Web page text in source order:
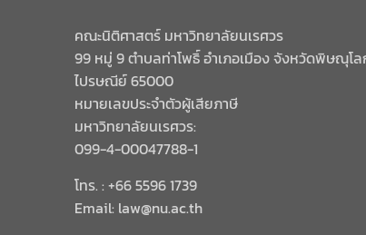
คณะนิติศาสตร์ มหาวิทยาลัยนเรศวร
99 หมู่ 9 ตำบลท่าโพธิ์ อำเภอเมือง จังหวัดพิษณุโ
ไปรษณีย์ 65000
หมายเลขประจำตัวผู้เสียภาษี
มหาวิทยาลัยนเรศวร:
099-4-00047788-1
โทร. : +66 5596 1739
Email: law@nu.ac.th